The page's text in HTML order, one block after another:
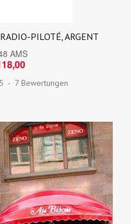
PILOTÉ, ARGENT
AMS
- 7 Bewertungen